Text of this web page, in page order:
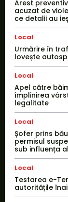
Arest
acuzat de
ce detalii au
Local
Urmărire în
lovește
Local
Apel către
împlinirea
legalitate
Local
Șofer prins
permisul
sub influența
Local
Testarea e-
autoritățile